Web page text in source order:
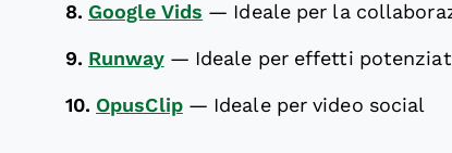
8. Google Vids — Ideale per la
9. Runway — Ideale per effetti
10. OpusClip — Ideale per video social